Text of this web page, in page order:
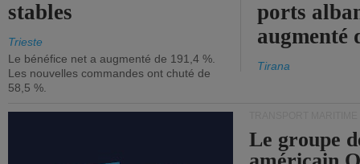
stables
Trieste
Le bénéfice net a augmenté de 191,4 %.
Les nouvelles commandes ont chuté de
58,5 %.
ports
augmenté
Tirana
Le groupe